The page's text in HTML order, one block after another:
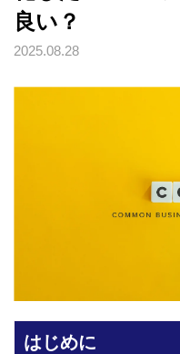
良い？
2025.08.28
はじめに